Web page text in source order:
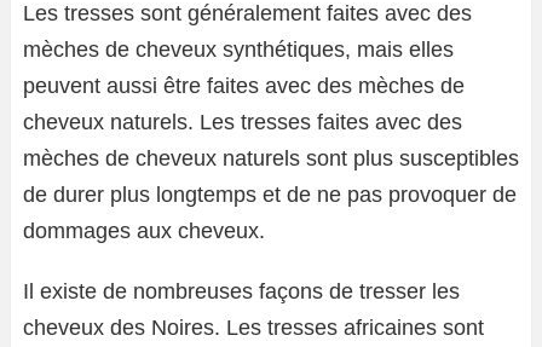
Les tresses sont généralement faites avec des
mèches de cheveux synthétiques, mais elles
peuvent aussi être faites avec des mèches de
cheveux naturels. Les tresses faites avec des
mèches de cheveux naturels sont plus susceptibles
de durer plus longtemps et de ne pas provoquer de
dommages aux cheveux.
Il existe de nombreuses façons de tresser les
cheveux des Noires. Les tresses africaines sont